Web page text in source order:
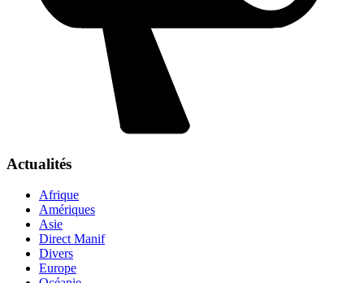
Actualités
Afrique
Amériques
Asie
Direct Manif
Divers
Europe